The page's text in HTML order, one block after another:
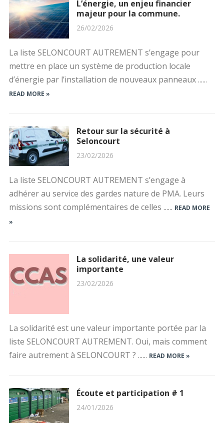
L’énergie, un enjeu financier
majeur pour la commune.
26/02/2026
La liste SELONCOURT AUTREMENT s’engage pour
mettre en place un système de production locale
d’énergie par l’installation de nouveaux panneaux ......
READ MORE »
Retour sur la sécurité à
Seloncourt
23/02/2026
La liste SELONCOURT AUTREMENT s’engage à
adhérer au service des gardes nature de PMA. Leurs
missions sont complémentaires de celles ...... READ MORE
»
La solidarité, une valeur
importante
23/02/2026
La solidarité est une valeur importante portée par la
liste SELONCOURT AUTREMENT. Oui, mais comment
faire autrement à SELONCOURT ? ...... READ MORE »
Écoute et participation # 1
24/01/2026